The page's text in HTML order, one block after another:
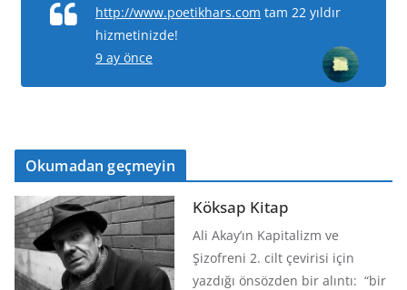
http://www.poetikhars.com tam 22 yıldır
hizmetinizde!
9 ay önce
Okumadan geçmeyin
Köksap Kitap
Ali Akay’ın Kapitalizm ve
Şizofreni 2. cilt çevirisi için
yazdığı önsözden bir alıntı: “bir